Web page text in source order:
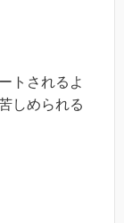
トされるよ
しめられる